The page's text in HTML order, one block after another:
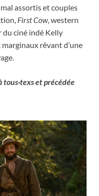
assortis et couples
First Cow, western
du ciné indé Kelly
rêvant d’une
et précédée